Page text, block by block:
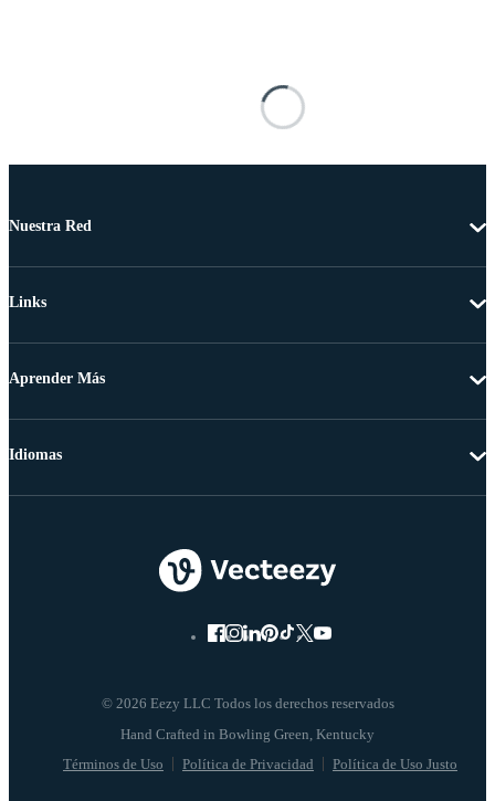
Nuestra Red
Links
Aprender Más
© 2026 Eezy LLC Todos los derechos reservados
Términos de Uso Política de Privacidad Política de Uso Justo
Idiomas